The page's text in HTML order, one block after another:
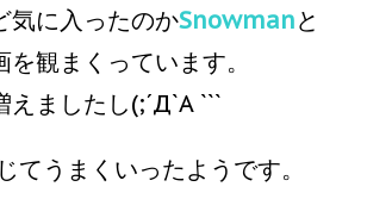
気に入ったのかSnowmanと
を観まくっています。
えましたし(;´Д`A ```
てうまくいったようです。